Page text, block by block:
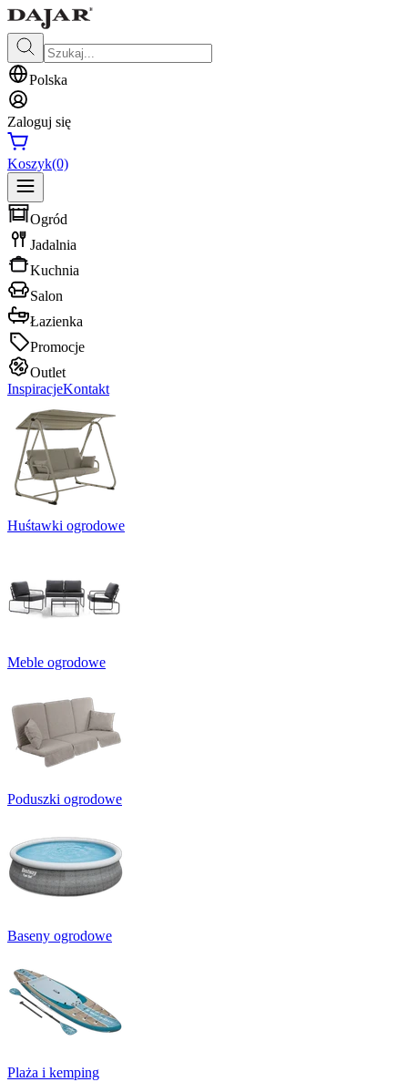
Polska
Zaloguj się
Koszyk(0)
Ogród
Jadalnia
Kuchnia
Salon
Łazienka
Promocje
Outlet
InspiracjeKontakt
Huśtawki ogrodowe
Meble ogrodowe
Poduszki ogrodowe
Baseny ogrodowe
Plaża i kemping